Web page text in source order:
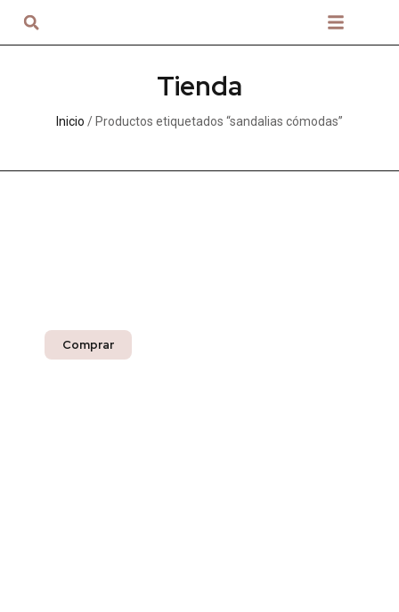
Tienda
Inicio / Productos etiquetados “sandalias cómodas”
Comprar